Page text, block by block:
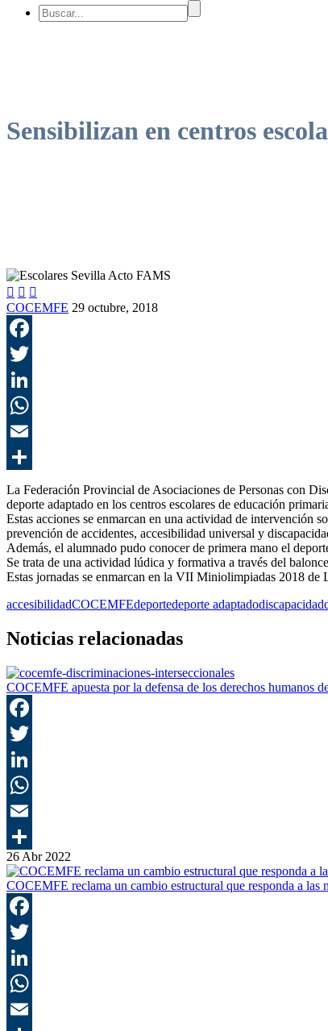
Sensibilizan en centros
  
COCEMFE 29 octubre, 2018
La Federación Provincial de Asociaciones de Personas con
deporte adaptado en los centros escolares de educación
Estas acciones se enmarcan en una actividad de
prevención de accidentes, accesibilidad universal y
Además, el alumnado pudo conocer de primera mano el
Se trata de una actividad lúdica y formativa a través del
Estas jornadas se enmarcan en la VII Miniolimpiadas 2018 de
accesibilidadCOCEMFEdeportedeporte adaptadodiscapacidad
Noticias relacionadas
COCEMFE apuesta por la defensa de los derechos humanos
26 Abr 2022
COCEMFE reclama un cambio estructural que responda a las